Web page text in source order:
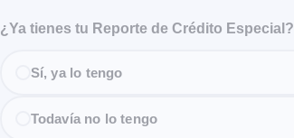
¿Ya tienes tu Reporte de Crédito Especial?
Sí, ya lo tengo
Todavía no lo tengo